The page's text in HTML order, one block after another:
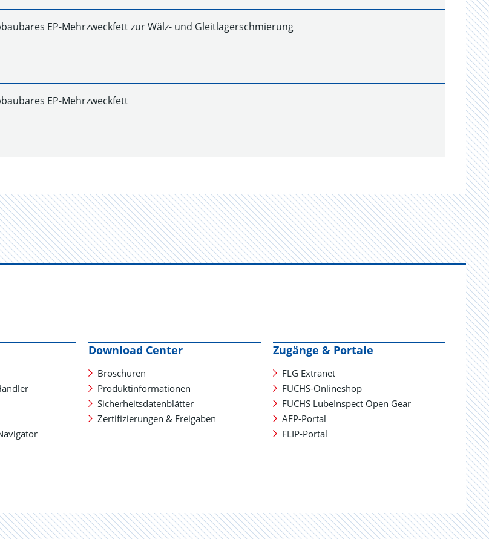
EP-Mehrzweckfett zur Wälz- und Gleitlagerschmierung
EP-Mehrzweckfett
Download Center
Broschüren
Produktinformationen
Sicherheitsdatenblätter
Zertifizierungen & Freigaben
Zugänge & Portale
FLG Extranet
FUCHS-Onlineshop
FUCHS LubeInspect Open Gear
AFP-Portal
FLIP-Portal